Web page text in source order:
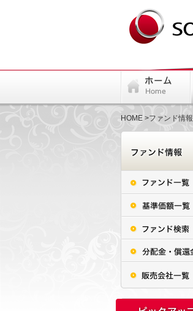
HOME ファンド情報